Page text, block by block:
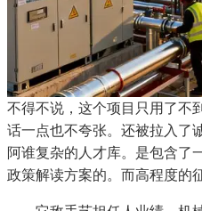
不得不说，这个项目只用了不
话一点也不夸张。还被拉入了
阿谁复杂的人才库。是包含了
政策解读方案的。而高程度的